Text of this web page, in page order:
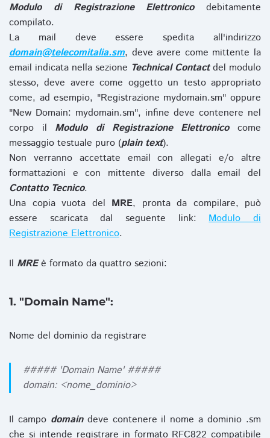
Modulo di Registrazione Elettronicodebitamente
compilato.
La mail deve essere spedita all'indirizzo
domain@telecomitalia.sm, deve avere come mittente la
email indicata nella sezione Technical Contactdel modulo
stesso, deve avere come oggetto un testo appropriato
come, ad esempio, "Registrazione mydomain.sm" oppure
"New Domain: mydomain.sm", infine deve contenere nel
corpo il Modulo di Registrazione Elettronicocome
messaggio testuale puro (plain text).
Non verranno accettate email con allegati e/o altre
formattazioni e con mittente diverso dalla email del
Contatto Tecnico.
Una copia vuota del MRE, pronta da compilare, può
essere scaricata dal seguente link:Modulo di
Registrazione Elettronico.
Il MREè formato da quattro sezioni:
1. "Domain Name":
Nome del dominio da registrare
##### 'Domain Name' #####
domain: <nome_dominio>
Il campo domaindeve contenere il nome a dominio .sm
che si intende registrare in formato RFC822 compatibile